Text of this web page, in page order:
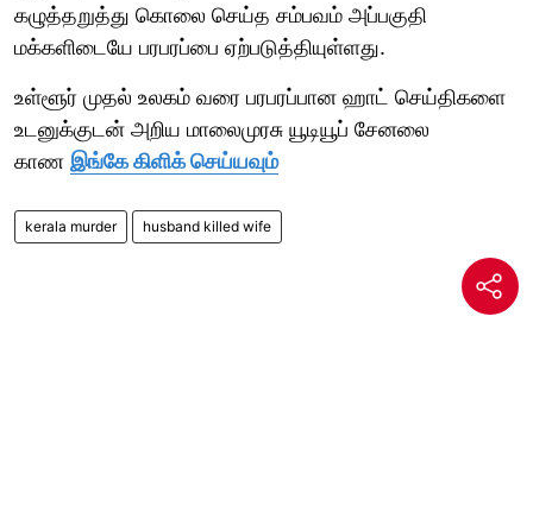
கழுத்தறுத்து கொலை செய்த சம்பவம் அப்பகுதி
மக்களிடையே பரபரப்பை ஏற்படுத்தியுள்ளது.
உள்ளூர் முதல் உலகம் வரை பரபரப்பான ஹாட் செய்திகளை
உடனுக்குடன் அறிய மாலைமுரசு யூடியூப் சேனலை
காண இங்கே கிளிக் செய்யவும்
kerala murder husband killed wife